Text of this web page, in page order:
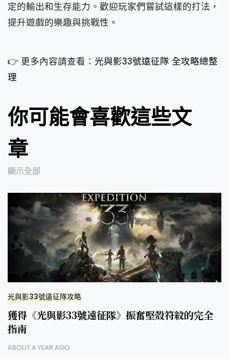
定的輸出和生存能力。歡迎玩家們嘗試這樣的打法，
提升遊戲的樂趣與挑戰性。
👉 更多內容請查看： 光與影33號遠征隊 全攻略總整
理
你可能會喜歡這些文
章
顯示全部
光與影33號遠征隊攻略
獲得《光與影33號遠征隊》振奮堅殼符紋的完全
指南
ABOUT A YEAR AGO